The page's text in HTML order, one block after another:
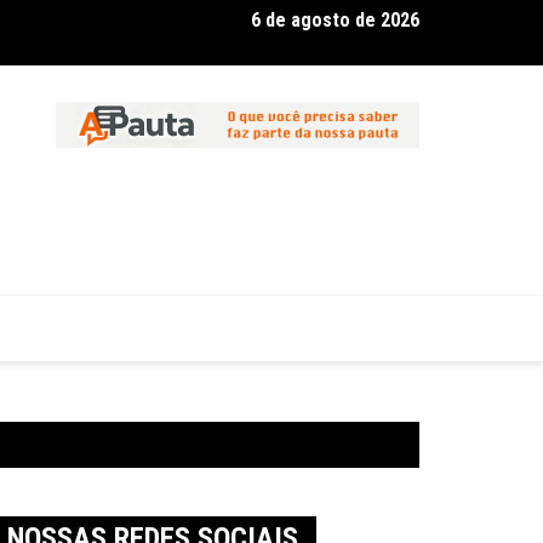
inicia diagnóstico para orientar políticas públicas voltadas à
6 de agosto de 2026